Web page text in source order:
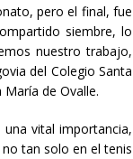
pero el final, fue
siembre, lo
nuestro trabajo,
del Colegio Santa
de Ovalle.
una vital importancia,
tan solo en el tenis